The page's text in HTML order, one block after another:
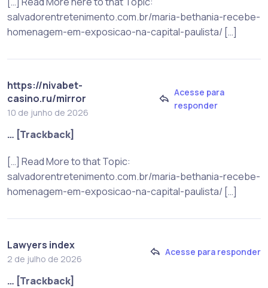
salvadorentretenimento.com.br/maria-bethania-recebe-
homenagem-em-exposicao-na-capital-paulista/ […]
https://nivabet-
casino.ru/mirror
10 de junho de 2026
Acesse para
responder
… [Trackback]
[…] Read More to that Topic:
salvadorentretenimento.com.br/maria-bethania-recebe-
homenagem-em-exposicao-na-capital-paulista/ […]
Lawyers index
2 de julho de 2026
Acesse para responder
… [Trackback]